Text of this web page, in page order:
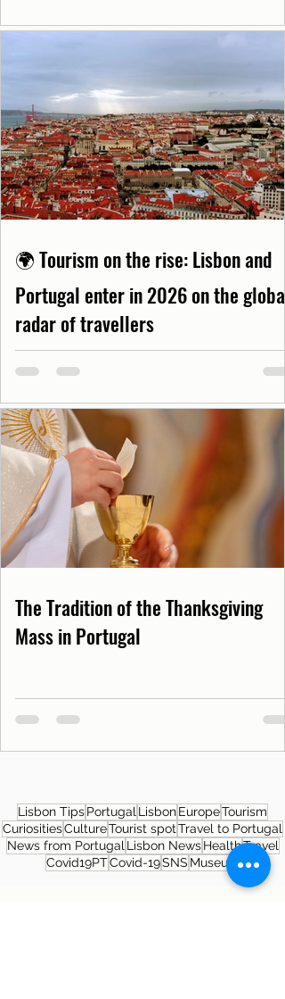
🌍 Tourism on the rise: Lisbon and
Portugal enter in 2026 on the global
radar of travellers
The Tradition of the Thanksgiving
Mass in Portugal
Lisbon TipsPortugal LisbonEuropeTourism
CuriositiesCultureTourist spotTravel to Portugal
News from Portugal Lisbon News HealthTravel
Covid19PTCovid-19SNS Museum